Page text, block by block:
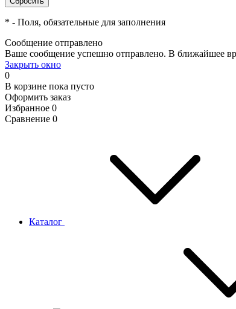
* - Поля, обязательные для заполнения
Сообщение отправлено
Ваше сообщение успешно отправлено. В ближайшее
Закрыть окно
0
В корзине пока пусто
Оформить заказ
Избранное 0
Сравнение 0
Каталог